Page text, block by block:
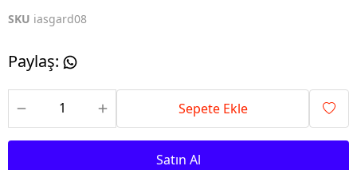
SKU iasgard08
Paylaş:
Sepete Ekle
Satın Al